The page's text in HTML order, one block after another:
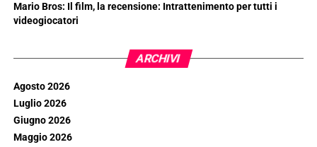
Mario Bros: Il film, la recensione: Intrattenimento per tutti i
videogiocatori
ARCHIVI
Agosto 2026
Luglio 2026
Giugno 2026
Maggio 2026